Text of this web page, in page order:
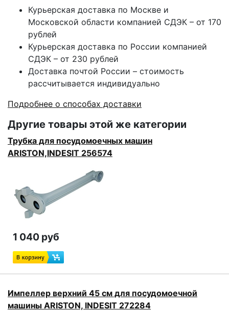
Курьерская доставка по Москве и
Московской области компанией СДЭК – от 170
рублей
Курьерская доставка по России компанией
СДЭК – от 230 рублей
Доставка почтой России – стоимость
рассчитывается индивидуально
Подробнее о способах доставки
Другие товары этой же категории
Трубка для посудомоечных машин
ARISTON,INDESIT 256574
1 040 руб
Импеллер верхний 45 см для посудомоечной
машины ARISTON, INDESIT 272284